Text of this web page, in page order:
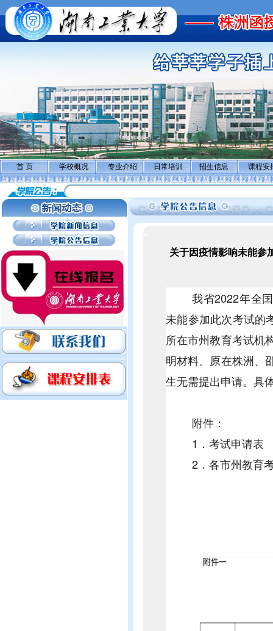
首 页 学校概况 专业介绍 日常培训 招生信息 课程安
关于因疫情影响未能参
我省2022年全
未能参加此次考试的
所在市州教育考试机
明材料。原在株洲、
生无需提出申请。具
附件：
1．考试申请表
2．各市州教育